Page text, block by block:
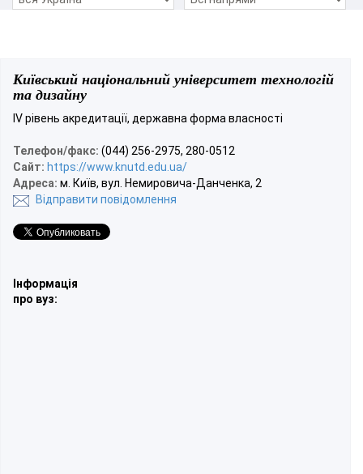
Київський національний університет технологій
та дизайну
ІV рівень акредитації, державна форма власності
Телефон/факс: (044) 256-2975, 280-0512
Сайт: https://www.knutd.edu.ua/
Адреса: м. Київ, вул. Немировича-Данченка, 2
Відправити повідомлення
Інформація
про вуз: